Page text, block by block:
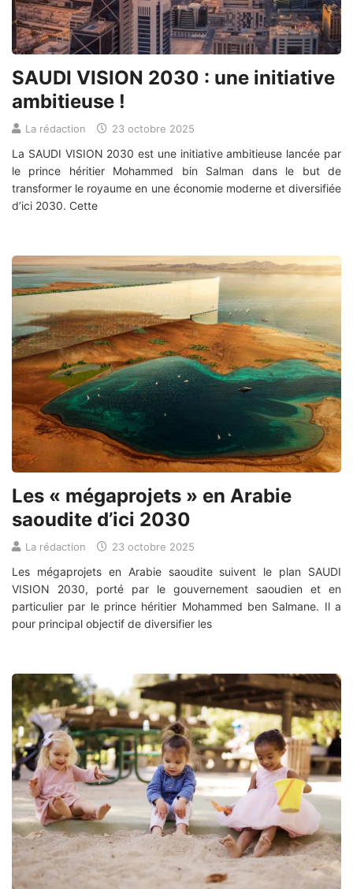
SAUDI VISION 2030 : une initiative
ambitieuse !
La rédaction 23 octobre 2025
La SAUDI VISION 2030 est une initiative ambitieuse lancée par
le prince héritier Mohammed bin Salman dans le but de
transformer le royaume en une économie moderne et diversifiée
d’ici 2030. Cette
Les « mégaprojets » en Arabie
saoudite d’ici 2030
La rédaction 23 octobre 2025
Les mégaprojets en Arabie saoudite suivent le plan SAUDI
VISION 2030, porté par le gouvernement saoudien et en
particulier par le prince héritier Mohammed ben Salmane. Il a
pour principal objectif de diversifier les